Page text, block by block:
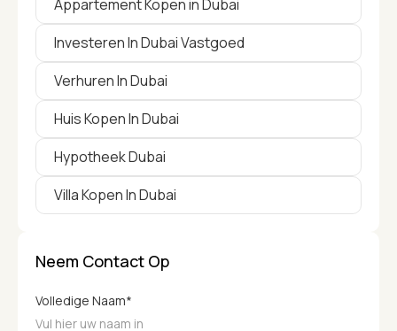
Appartement Kopen in Dubai
Investeren In Dubai Vastgoed
Verhuren In Dubai
Huis Kopen In Dubai
Hypotheek Dubai
Villa Kopen In Dubai
Neem Contact Op
Volledige Naam*